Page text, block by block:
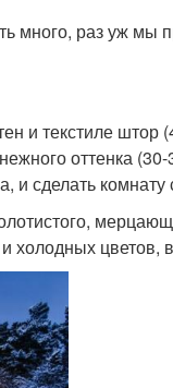
много, раз уж мы
и текстиле штор
оттенка (30-
и сделать комнату
холодных цветов,